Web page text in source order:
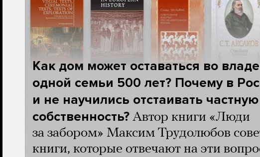
Как дом может оставаться во
одной семьи 500 лет? Почему в
и не научились отстаивать частную
собственность? Автор книги «Люди
за забором» Максим Трудолюбов
книги, которые отвечают на эти